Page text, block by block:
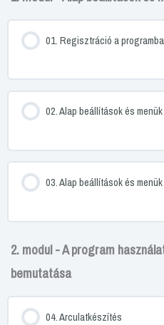
01. Regisztráció a programba
02. Alap beállítások és menük
03. Alap beállítások és menük
2. modul - A program
bemutatása
04. Arculatkészítés